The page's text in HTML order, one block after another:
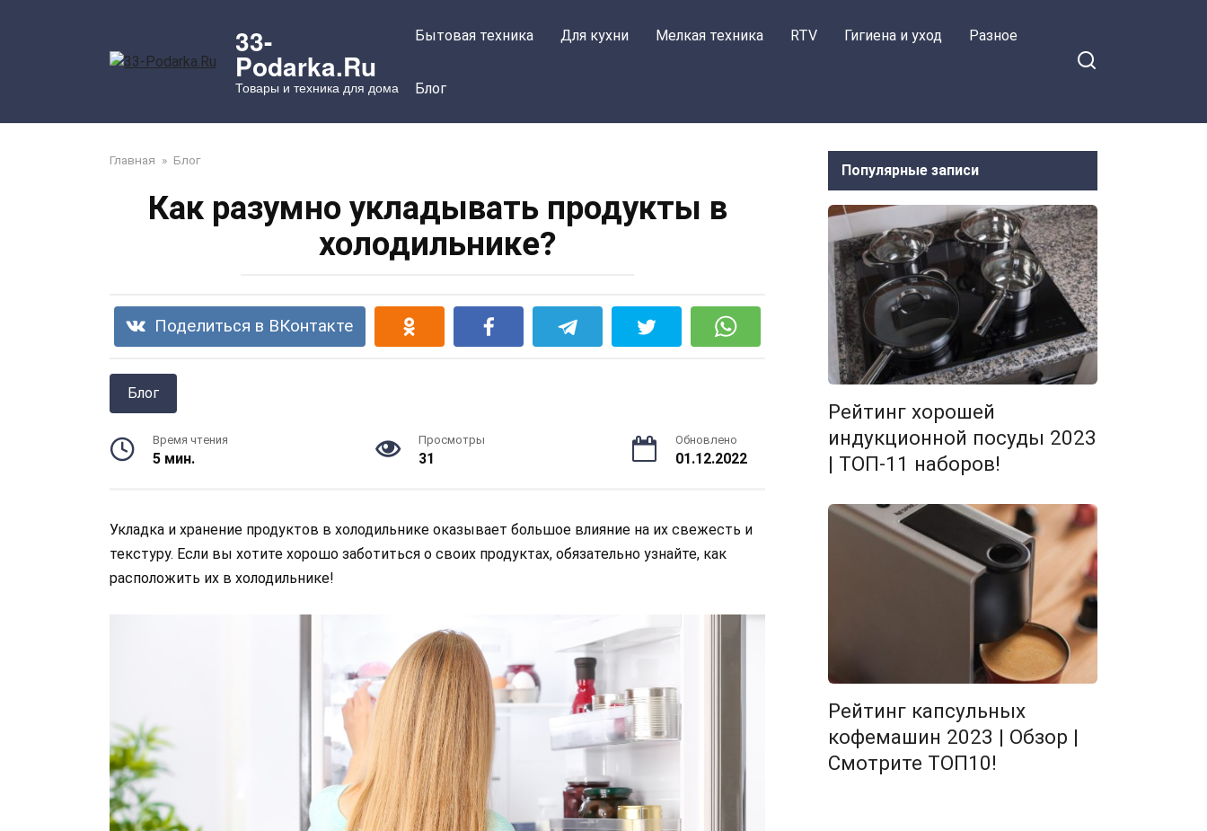
33-
Podarka.Ru
Товары и техника для дома
Бытовая техника Для кухни Мелкая техника RTV Гигиена и уход Разное
Блог
Главная » Блог
Как разумно укладывать продукты в
холодильнике?
Поделиться в ВКонтакте
Блог
Время чтения
5 мин.
Просмотры
31
Обновлено
01.12.2022
Укладка и хранение продуктов в холодильнике оказывает большое влияние на их свежесть и
текстуру. Если вы хотите хорошо заботиться о своих продуктах, обязательно узнайте, как
расположить их в холодильнике!
Популярные записи
Рейтинг хорошей
индукционной посуды 2023
| ТОП-11 наборов!
Рейтинг капсульных
кофемашин 2023 | Обзор |
Смотрите ТОП10!